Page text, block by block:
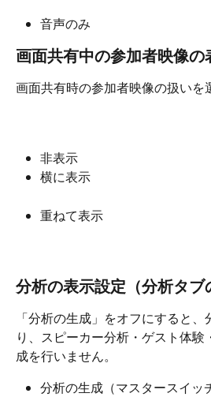
音声のみ
画面共有中の参加者映像の
画面共有時の参加者映像の扱いを
非表示
横に表示
重ねて表示
分析の表示設定（分析タブ
「分析の生成」をオフにすると
り、スピーカー分析・ゲスト体験
成を行いません。
分析の生成（マスタースイッ